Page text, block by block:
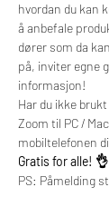
hvordan du kan
å anbefale
dører som da
på, inviter egne
informasjon!
Har du ikke
Zoom til PC /
mobiltelefonen
Gratis for alle! 👌
PS: Påmelding